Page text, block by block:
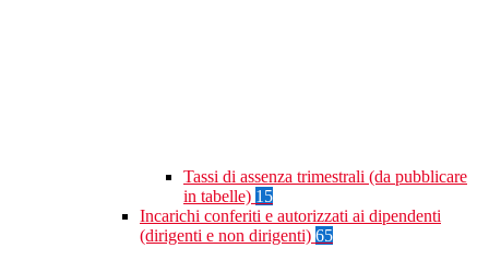
Tassi di assenza trimestrali (da pubblicare
in tabelle) 15
Incarichi conferiti e autorizzati ai dipendenti
(dirigenti e non dirigenti) 65